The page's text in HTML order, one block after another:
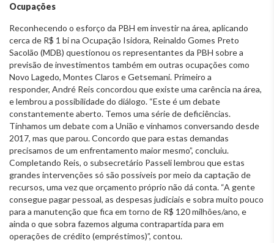
Ocupações
Reconhecendo o esforço da PBH em investir na área, aplicando
cerca de R$ 1 bi na Ocupação Isidora, Reinaldo Gomes Preto
Sacolão (MDB) questionou os representantes da PBH sobre a
previsão de investimentos também em outras ocupações como
Novo Lagedo, Montes Claros e Getsemani. Primeiro a
responder, André Reis concordou que existe uma carência na área,
e lembrou a possibilidade do diálogo. “Este é um debate
constantemente aberto. Temos uma série de deficiências.
Tínhamos um debate com a União e vínhamos conversando desde
2017, mas que parou. Concordo que para estas demandas
precisamos de um enfrentamento maior mesmo”, concluiu.
Completando Reis, o subsecretário Passeli lembrou que estas
grandes intervenções só são possíveis por meio da captação de
recursos, uma vez que orçamento próprio não dá conta. “A gente
consegue pagar pessoal, as despesas judiciais e sobra muito pouco
para a manutenção que fica em torno de R$ 120 milhões/ano, e
ainda o que sobra fazemos alguma contrapartida para em
operações de crédito (empréstimos)”, contou.